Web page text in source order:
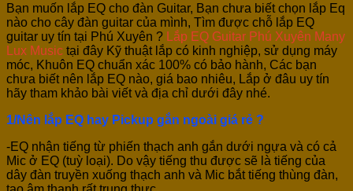
Bạn muốn lắp EQ cho đàn Guitar, Bạn chưa biết chọn lắp Eq
nào cho cây đàn guitar của mình, Tìm được chỗ lắp EQ
guitar uy tín tại Phú Xuyên ?
Lắp EQ Guitar Phú Xuyên Many
Lux Music tại đây Kỹ thuật lắp có kinh nghiệp, sử dụng máy
móc, Khuôn EQ chuẩn xác 100% có bảo hành, Các bạn
chưa biết nên lắp EQ nào, giá bao nhiêu, Lắp ở đâu uy tín
hãy tham khảo bài viết và địa chỉ dưới đây nhé.
1/Nên lắp EQ hay Pickup gắn ngoài giá rẻ ?
-EQ nhận tiếng từ phiến thạch anh gắn dưới ngựa và có cả
Mic ở EQ (tuỳ loại). Do vậy tiếng thu được sẽ là tiếng của
dây đàn truyền xuống thạch anh và Mic bắt tiếng thùng đàn,